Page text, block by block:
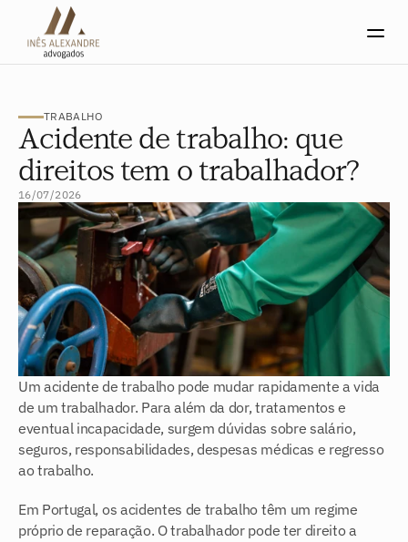
TRABALHO
Acidente de trabalho: que
direitos tem o trabalhador?
16/07/2026
Um acidente de trabalho pode mudar rapidamente a vida
de um trabalhador. Para além da dor, tratamentos e
eventual incapacidade, surgem dúvidas sobre salário,
seguros, responsabilidades, despesas médicas e regresso
ao trabalho.
Em Portugal, os acidentes de trabalho têm um regime
próprio de reparação. O trabalhador pode ter direito a